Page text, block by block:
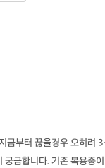
금부터 끊을경우 오히려
금합니다. 기존 복용중